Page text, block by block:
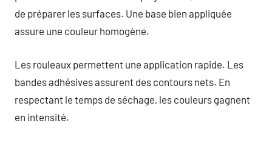
de préparer les surfaces. Une base bien appliquée
assure une couleur homogène.
Les rouleaux permettent une application rapide. Les
bandes adhésives assurent des contours nets. En
respectant le temps de séchage, les couleurs gagnent
en intensité.